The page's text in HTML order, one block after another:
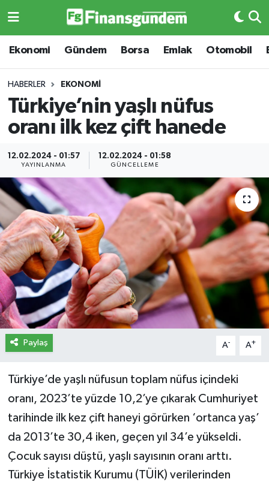
Ekonomi Gündem Borsa Emlak Otomobil
HABERLER EKONOMI
Türkiye’nin yaşlı nüfus
oranı ilk kez çift hanede
12.02.2024 - 01:57
YAYINLANMA
12.02.2024 - 01:58
GÜNCELLEME
Paylaş A- A+
Türkiye’de yaşlı nüfusun toplam nüfus içindeki
oranı, 2023’te yüzde 10,2’ye çıkarak Cumhuriyet
tarihinde ilk kez çift haneyi görürken ‘ortanca yaş’
da 2013’te 30,4 iken, geçen yıl 34’e yükseldi.
Çocuk sayısı düştü, yaşlı sayısının oranı arttı.
Türkiye İstatistik Kurumu (TÜİK) verilerinden
Ekonomi
Borsa
Emlak
Emtia
Otomobil
Gizlilik Sözleşmesi
Hakkımızda
İletişim
Künye
Yasal Uyarı
Ekonomi
Borsa
Emlak
Otomobil
Emtia
BITCOIN
Yapay Zeka